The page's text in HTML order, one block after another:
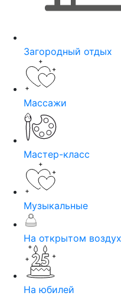
Загородный отдых
Массажи
Мастер-класс
Музыкальные
На открытом
На юбилей